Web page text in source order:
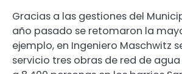
Gracias a las gestiones del
año pasado se retomaron la
ejemplo, en Ingeniero Maschwitz
servicio tres obras de red de